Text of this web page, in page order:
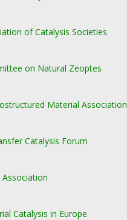
of Catalysis Societies
on Natural Zeoptes
Material Association
Catalysis Forum
Catalysis in Europe